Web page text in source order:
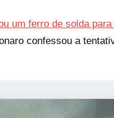
um ferro de solda
confessou a